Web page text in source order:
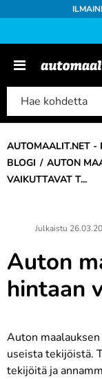
AUTOMAALIT.NET -
BLOGI
AUTON
VAIKUTTAVAT T...
Julkaistu
Auton
hintaan
Auton
useista tekijöistä.
tekijöitä ja